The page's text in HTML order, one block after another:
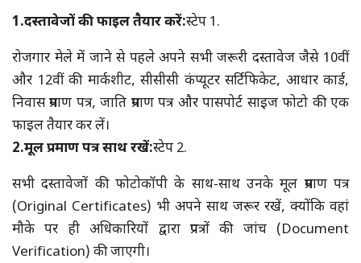
1.दस्तावेजों की फाइल तैयार करें:स्टेप 1.
रोजगार मेले में जाने से पहले अपने सभी जरूरी दस्तावेज जैसे 10वीं
और 12वीं की मार्कशीट, सीसीसी कंप्यूटर सर्टिफिकेट, आधार कार्ड,
निवास प्रमाण पत्र, जाति प्रमाण पत्र और पासपोर्ट साइज फोटो की एक
फाइल तैयार कर लें।
2.मूल प्रमाण पत्र साथ रखें:स्टेप 2.
सभी दस्तावेजों की फोटोकॉपी के साथ-साथ उनके मूल प्रमाण पत्र
(Original Certificates) भी अपने साथ जरूर रखें, क्योंकि वहां
मौके पर ही अधिकारियों द्वारा प्रपत्रों की जांच (Document
Verification) की जाएगी।